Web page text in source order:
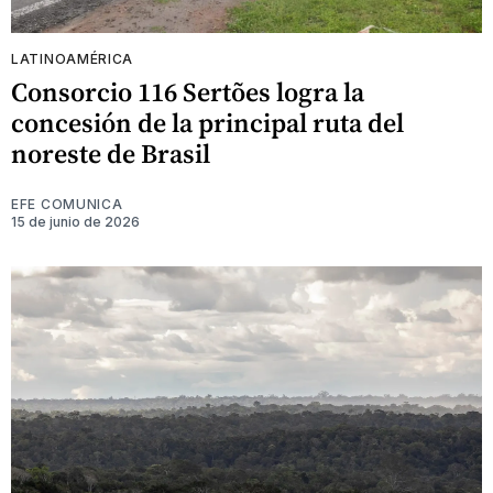
LATINOAMÉRICA
Consorcio 116 Sertões logra la
concesión de la principal ruta del
noreste de Brasil
EFE COMUNICA
15 de junio de 2026